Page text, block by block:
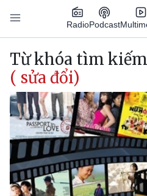
Nhảy đến nội dung
RadioPodcast
Main navigation
Từ khóa tìm
( sửa đổi)